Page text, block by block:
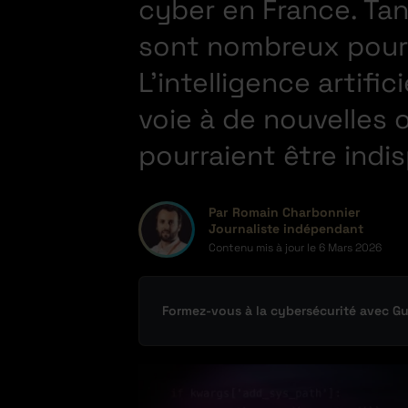
cyber en France.
sont nombreux
L’intelligence
voie à de nouvelles
pourraient être
Par Romain Charbonnier
Journaliste indépendant
Contenu mis à jour le 6 Mars 2026
Formez-vous à la cybersécurité avec